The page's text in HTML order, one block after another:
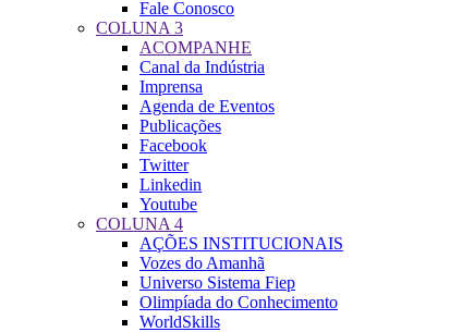
Fale Conosco
COLUNA 3
ACOMPANHE
Canal da Indústria
Imprensa
Agenda de Eventos
Publicações
Facebook
Twitter
Linkedin
Youtube
COLUNA 4
AÇÕES INSTITUCIONAIS
Vozes do Amanhã
Universo Sistema Fiep
Olimpíada do Conhecimento
WorldSkills